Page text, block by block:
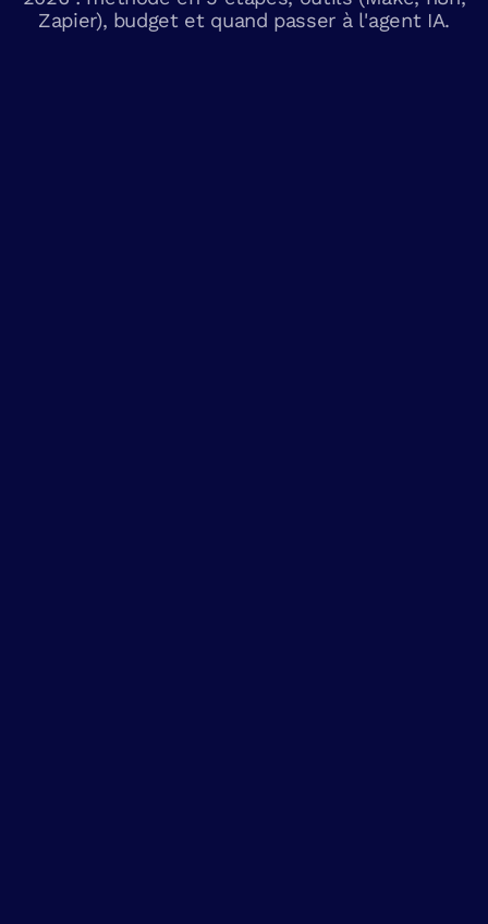
Zapier), budget et quand passer à l'agent IA.